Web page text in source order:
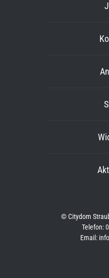
© Citydom
Telefon:
Email: